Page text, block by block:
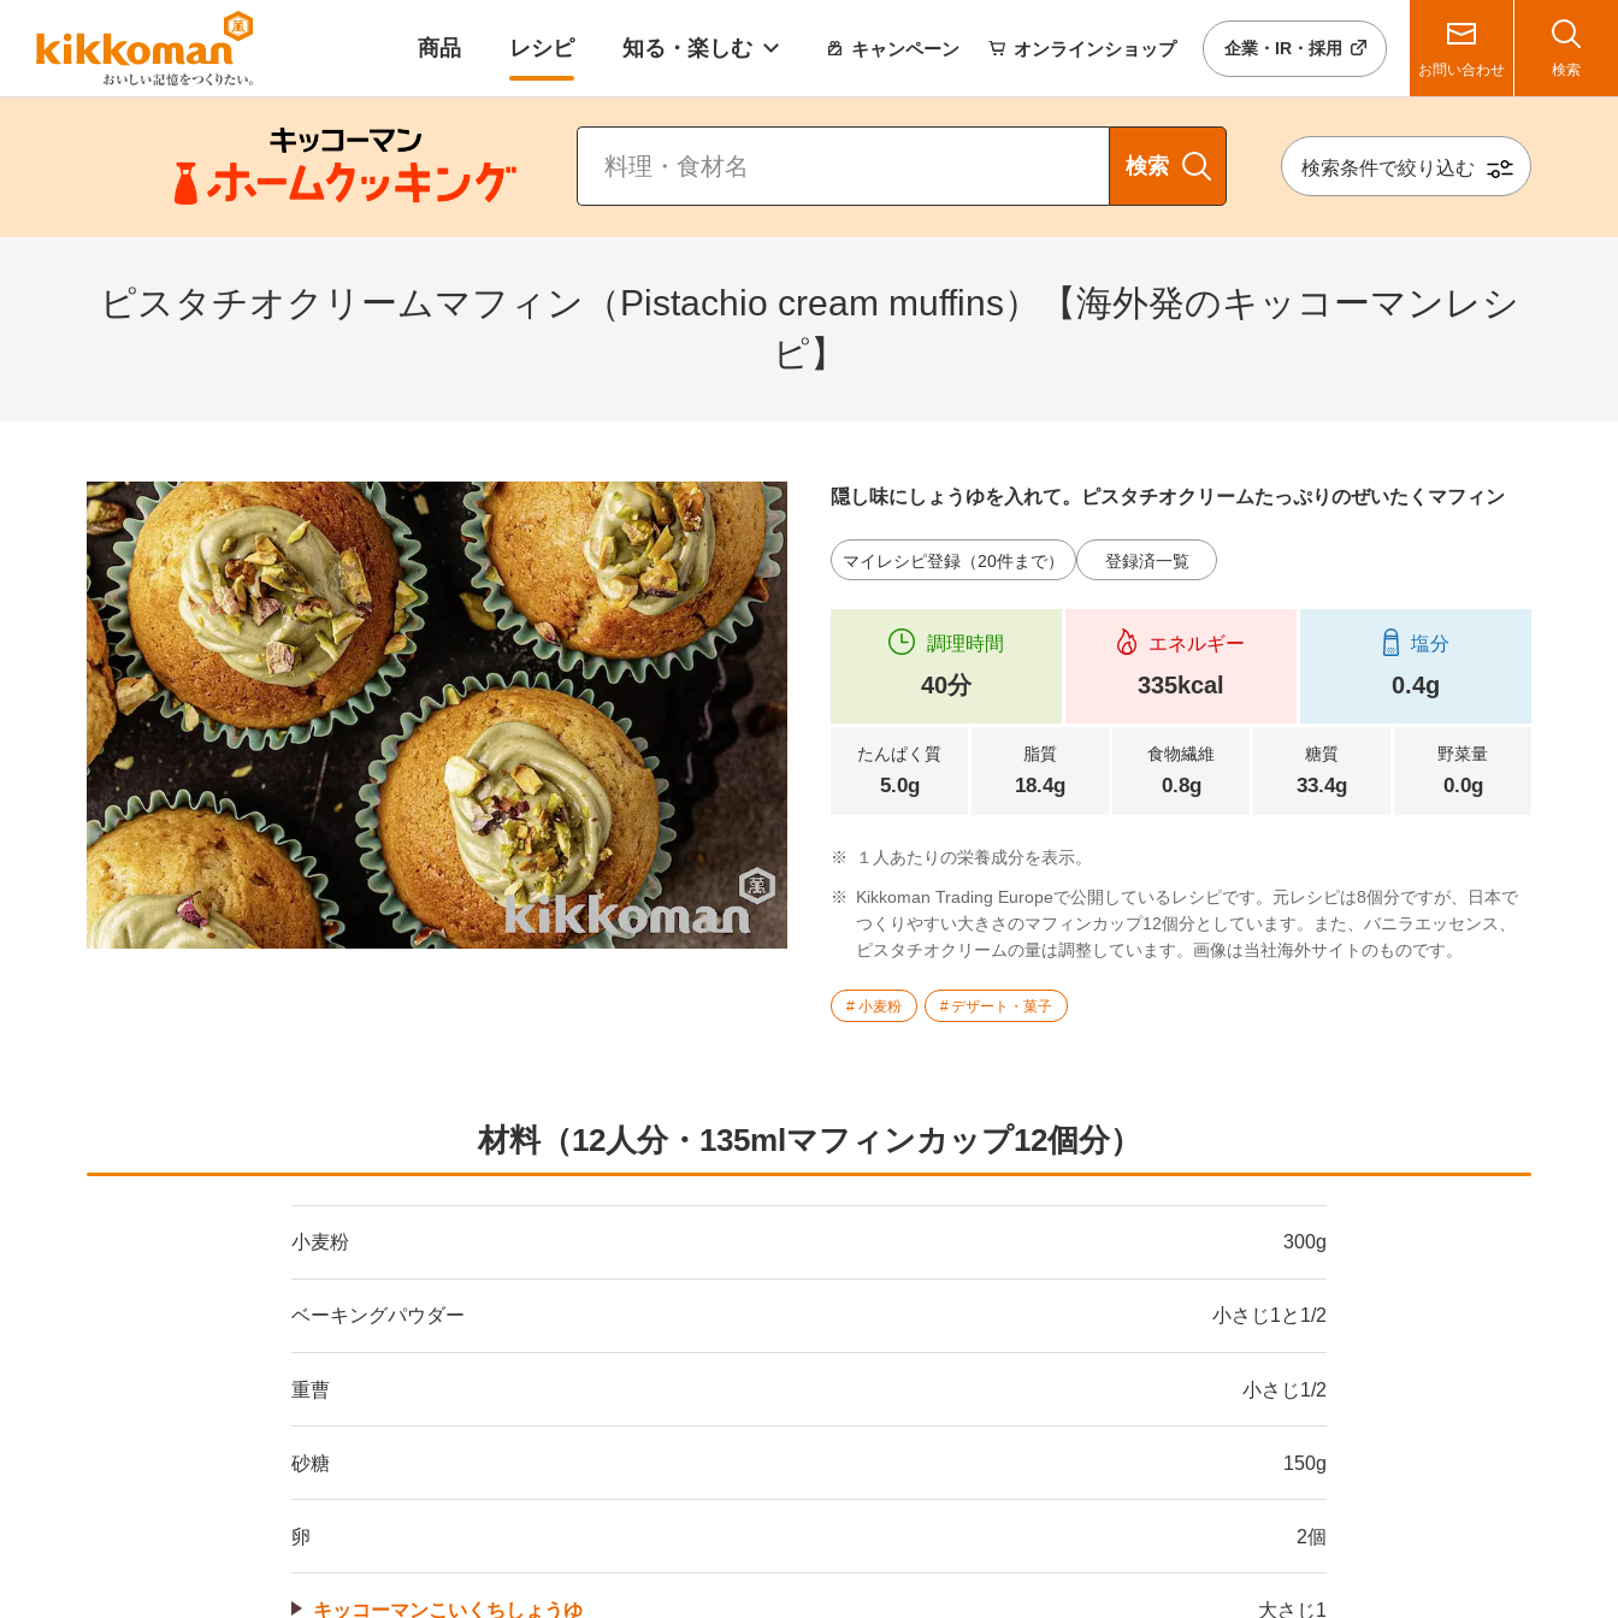
商品 レシピ 知る・楽しむ キャンペーン オンラインショップ 企業・IR・採用
お問い合わせ 検索
検索 検索条件で絞り込む
ピスタチオクリームマフィン（Pistachio cream muffins）【海外発のキッコーマンレシ
ピ】
隠し味にしょうゆを入れて。ピスタチオクリームたっぷりのぜいたくマフィン
マイレシピ登録（20件まで） 登録済一覧
調理時間
40分
エネルギー
335kcal
塩分
0.4g
たんぱく質
5.0g
脂質
18.4g
食物繊維
0.8g
糖質
33.4g
野菜量
0.0g
※ １人あたりの栄養成分を表示。
※
Kikkoman Trading Europeで公開しているレシピです。元レシピは8個分ですが、日本で
つくりやすい大きさのマフィンカップ12個分としています。また、バニラエッセンス、
ピスタチオクリームの量は調整しています。画像は当社海外サイトのものです。
小麦粉 デザート・菓子
材料（12人分・135mlマフィンカップ12個分）
小麦粉 300g
ベーキングパウダー 小さじ1と1/2
重曹 小さじ1/2
砂糖 150g
卵 2個
キッコーマンこいくちしょうゆ 大さじ1